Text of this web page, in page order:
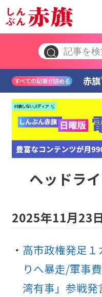
すべての記事が読める 赤旗
ヘッドラ
2025年11月23
高市政権発足１
りへ暴走/軍事
湾有事」参戦発